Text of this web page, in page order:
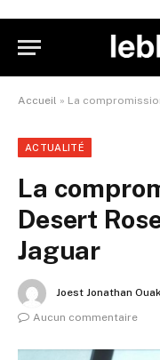
Accueil » La compromission
ACTUALITÉ
La
Desert
Jaguar
Joest Jonathan
Aucun commentaire